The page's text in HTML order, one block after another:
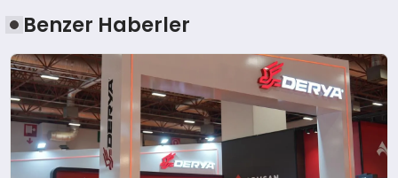
Benzer Haberler